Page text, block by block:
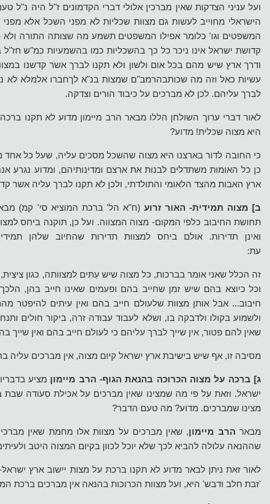
ועל עניני הצדקות שאין מברכין אלולי דברי הקדמונים ז"ל היה
הישראלי מחוייב לעשות גם מצוות שכליות לא מפני השכל אלא
המשפטים וגו' כלומר אפילו המשפטים תשמע מה שצותה התורה
קדושת ישראל אינו ניכר כל כך בהשכליות כמו בהשמעיות כמ"ש חז"ל
ודרך ארץ שיש מהם בכל אום ולשון ולא תקנו לברך אשר קדשנו
עשיות כאל וזה מה שכותבהרמב"ם שמצות בנ"א לךחברו אלמלא לא
לברך עליהם. לכן לא מברכים על כיבוד הורים וצדקה.
לאור דברי ערוך השולחן הללו מבאר הרב מיימון מדוע לא תקנו
היא מצוה שכלית! מדוע?
כי החובה לדור בארצנו היא מצוה שהשכל מסכים עליה, שעל כל
כן כל האומות משתדלים לבנות את ארצם ומדינותיהם, ומדוע נגרע
ארץ האבות מהצד הלאומי והתולדתי, ולכן לא תקנו לברך עליה אשר
ב] מצוה תמידית- האור זרוע (ח"א הל' ברכת המוציא סי' קמ)
תחושת החיבוב כלפי המקום- מצוה המצווה. ועל כן, תוקנה ביחס
ואינן תדירות. אולם ביחס למצוות תדירות שהחיוב שלהן
זה הכלל שאני אומר בברכות, כל מצוה שיש עִתִּים למצוותה, כגון
וכל כיוצא בהם שיש זמן שחייב בהם ופעמים שאינו חייב בהן,
חיבוב... אבל אותן מצוות שלעולם חייב בהם ואין עיתים להיפטר
ולשמוע בקולו ולדבקה בו, ושלא לעבוד עבודה זרה, ביקור חולים
שאין להם פטור, אין שייך לברך עליהם כי לעולם חייב בהם ואין שייך
מסיבה זו, אף שיש בישיבת ארץ ישראל קיום מצוה, אין מברכים עליה
ג] ברכה על מצוה הכרוכה בהנאת הגוף- הרב מיימון מציע
ישראל. וזאת על פי מה שמצינו שאין מברכים על אכילת סעודה שבת
מצינו שמברכים. מדוע? מה טעם הדבר?
מבאר הרב מיימון, שאין מברכים על מצוות אלו מחמת שאין
שההנאה עלולה להביא לכך שלא יוכל לכוון בקיום המצוה היטב
לאור זאת ניתן לבאר מדוע לא תקנו ברכת על מצות יישוב ארץ
'זבת חלב ודבש' היא, ועל מצוות הכרוכות בהנאה אין מברכים ברכת